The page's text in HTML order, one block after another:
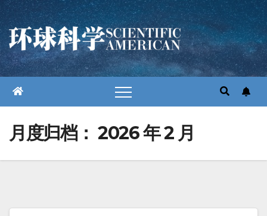
跳
至
内
容
月度归档： 2026 年 2 月